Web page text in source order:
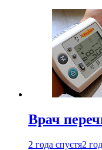
Врач
2 года спустя2